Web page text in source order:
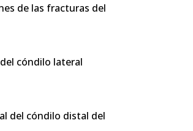
de las fracturas del
cóndilo lateral
del cóndilo distal del